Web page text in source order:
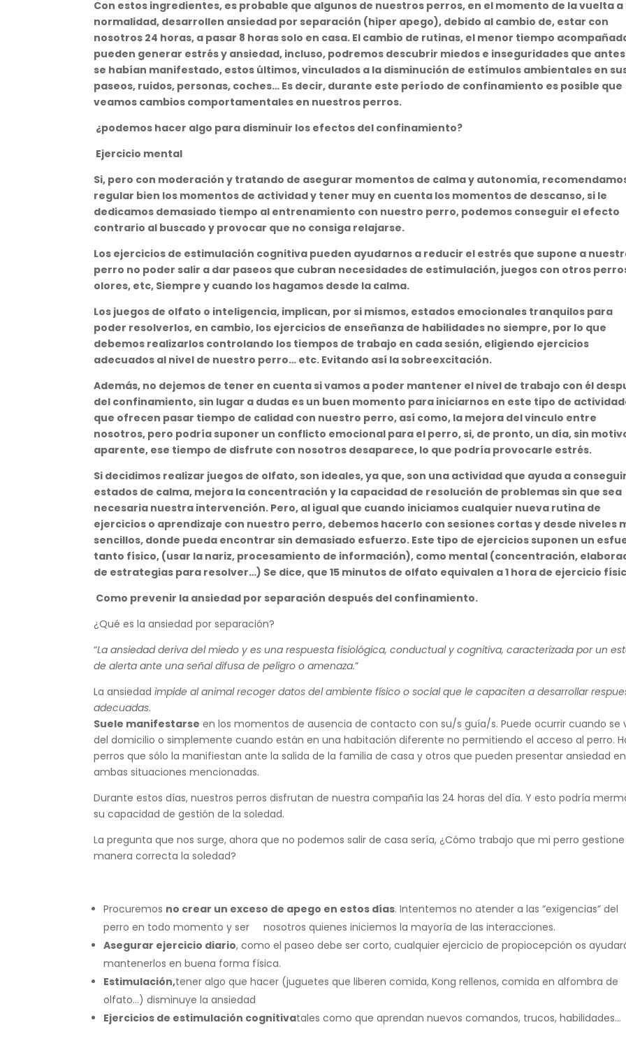
Con estos ingredientes, es probable que algunos de nuestros perros, en el momento de la vuelta a
normalidad, desarrollen ansiedad por separación (hiper apego), debido al cambio de, estar con
nosotros 24 horas, a pasar 8 horas solo en casa. El cambio de rutinas, el menor tiempo
pueden generar estrés y ansiedad, incluso, podremos descubrir miedos e inseguridades que
se habían manifestado, estos últimos, vinculados a la disminución de estímulos ambientales en
paseos, ruidos, personas, coches… Es decir, durante este período de confinamiento es posible que
veamos cambios comportamentales en nuestros perros.
¿podemos hacer algo para disminuir los efectos del confinamiento?
Ejercicio mental
Si, pero con moderación y tratando de asegurar momentos de calma y autonomía,
regular bien los momentos de actividad y tener muy en cuenta los momentos de descanso, si le
dedicamos demasiado tiempo al entrenamiento con nuestro perro, podemos conseguir el efecto
contrario al buscado y provocar que no consiga relajarse.
Los ejercicios de estimulación cognitiva pueden ayudarnos a reducir el estrés que supone a
perro no poder salir a dar paseos que cubran necesidades de estimulación, juegos con otros
olores, etc, Siempre y cuando los hagamos desde la calma.
Los juegos de olfato o inteligencia, implican, por si mismos, estados emocionales tranquilos para
poder resolverlos, en cambio, los ejercicios de enseñanza de habilidades no siempre, por lo que
debemos realizarlos controlando los tiempos de trabajo en cada sesión, eligiendo ejercicios
adecuados al nivel de nuestro perro… etc. Evitando así la sobreexcitación.
Además, no dejemos de tener en cuenta si vamos a poder mantener el nivel de trabajo con él
del confinamiento, sin lugar a dudas es un buen momento para iniciarnos en este tipo de
que ofrecen pasar tiempo de calidad con nuestro perro, así como, la mejora del vinculo entre
nosotros, pero podría suponer un conflicto emocional para el perro, si, de pronto, un día, sin
aparente, ese tiempo de disfrute con nosotros desaparece, lo que podría provocarle estrés.
Si decidimos realizar juegos de olfato, son ideales, ya que, son una actividad que ayuda a conseguir
estados de calma, mejora la concentración y la capacidad de resolución de problemas sin que sea
necesaria nuestra intervención. Pero, al igual que cuando iniciamos cualquier nueva rutina de
ejercicios o aprendizaje con nuestro perro, debemos hacerlo con sesiones cortas y desde niveles
sencillos, donde pueda encontrar sin demasiado esfuerzo. Este tipo de ejercicios suponen un
tanto físico, (usar la nariz, procesamiento de información), como mental (concentración,
de estrategias para resolver…) Se dice, que 15 minutos de olfato equivalen a 1 hora de ejercicio
Como prevenir la ansiedad por separación después del confinamiento.
¿Qué es la ansiedad por separación?
“La ansiedad deriva del miedo y es una respuesta fisiológica, conductual y cognitiva, caracterizada por un
de alerta ante una señal difusa de peligro o amenaza.”
La ansiedadimpide al animal recoger datos del ambiente físico o social que le capaciten a desarrollar
adecuadas.
Suele manifestarse en los momentos de ausencia de contacto con su/s guía/s. Puede ocurrir cuando se
del domicilio o simplemente cuando están en una habitación diferente no permitiendo el acceso al perro.
perros que sólo la manifiestan ante la salida de la familia de casa y otros que pueden presentar ansiedad en
ambas situaciones mencionadas.
Durante estos días, nuestros perros disfrutan de nuestra compañía las 24 horas del día. Y esto podría
su capacidad de gestión de la soledad.
La pregunta que nos surge, ahora que no podemos salir de casa sería, ¿Cómo trabajo que mi perro
manera correcta la soledad?
Procuremos no crear un exceso de apego en estos días. Intentemos no atender a las “exigencias” del
perro en todo momento y ser nosotros quienes iniciemos la mayoría de las interacciones.
Asegurar ejercicio diario, como el paseo debe ser corto, cualquier ejercicio de propiocepción os
mantenerlos en buena forma física.
Estimulación,tener algo que hacer (juguetes que liberen comida, Kong rellenos, comida en alfombra de
olfato…) disminuye la ansiedad
Ejercicios de estimulación cognitivatales como que aprendan nuevos comandos, trucos, habilidades…